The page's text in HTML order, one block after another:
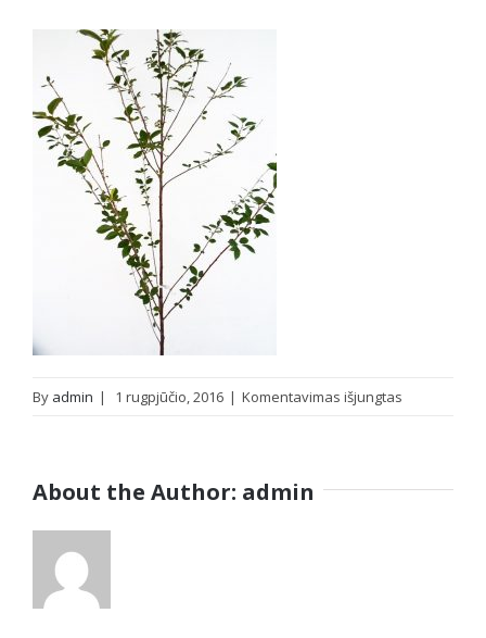
By admin | 1 rugpjūčio, 2016 | Komentavimas išjungtas
About the Author: admin